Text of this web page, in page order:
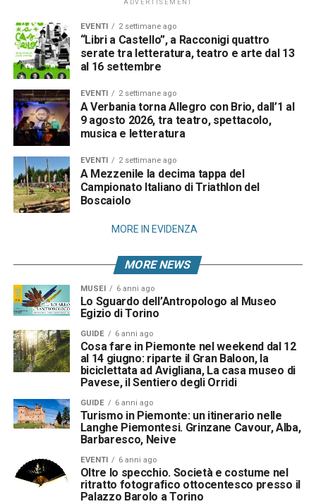
ADVERTISEMENT
EVENTI 2 settimane ago
“Libri a Castello”, a Racconigi quattro
serate tra letteratura, teatro e arte dal 13
al 16 settembre
EVENTI 2 settimane ago
A Verbania torna Allegro con Brio, dall’1 al
9 agosto 2026, tra teatro, spettacolo,
musica e letteratura
EVENTI 2 settimane ago
A Mezzenile la decima tappa del
Campionato Italiano di Triathlon del
Boscaiolo
MORE IN EVIDENZA
MORE NEWS
MUSEI 6 anni ago
Lo Sguardo dell’Antropologo al Museo
Egizio di Torino
GUIDE 6 anni ago
Cosa fare in Piemonte nel weekend dal 12
al 14 giugno: riparte il Gran Baloon, la
biciclettata ad Avigliana, La casa museo di
Pavese, il Sentiero degli Orridi
GUIDE 6 anni ago
Turismo in Piemonte: un itinerario nelle
Langhe Piemontesi. Grinzane Cavour, Alba,
Barbaresco, Neive
EVENTI 6 anni ago
Oltre lo specchio. Società e costume nel
ritratto fotografico ottocentesco presso il
Palazzo Barolo a Torino